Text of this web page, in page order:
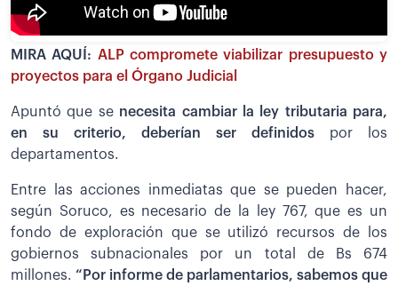
MIRA AQUÍ: ALP compromete viabilizar presupuesto y
proyectos para el Órgano Judicial
Apuntó que se necesita cambiar la ley tributaria para,
en su criterio, deberían ser definidos por los
departamentos.
Entre las acciones inmediatas que se pueden hacer,
según Soruco, es necesario de la ley 767, que es un
fondo de exploración que se utilizó recursos de los
gobiernos subnacionales por un total de Bs 674
millones. “Por informe de parlamentarios, sabemos que